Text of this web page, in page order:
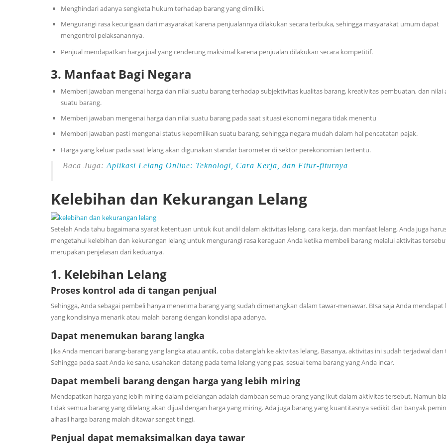
Menghindari adanya sengketa hukum terhadap barang yang dimiliki.
Mengurangi rasa kecurigaan dari masyarakat karena penjualannya dilakukan secara terbuka, sehingga masyarakat umum dapat
mengontrol pelaksanannya.
Penjual mendapatkan harga jual yang cenderung maksimal karena penjualan dilakukan secara kompetitif.
3. Manfaat Bagi Negara
Memberi jawaban mengenai harga dan nilai suatu barang terhadap subjektivitas kualitas barang, kreativitas pembuatan, dan nilai
suatu barang.
Memberi jawaban mengenai harga dan nilai suatu barang pada saat situasi ekonomi negara tidak menentu
Memberi jawaban pasti mengenai status kepemilikan suatu barang, sehingga negara mudah dalam hal pencatatan pajak.
Harga yang keluar pada saat lelang akan digunakan standar barometer di sektor perekonomian tertentu.
Baca Juga: Aplikasi Lelang Online: Teknologi, Cara Kerja, dan Fitur-fiturnya
Kelebihan dan Kekurangan Lelang
Setelah Anda tahu bagaimana syarat ketentuan untuk ikut andil dalam aktivitas lelang, cara kerja, dan manfaat lelang, Anda juga
mengetahui kelebihan dan kekurangan lelang untuk mengurangi rasa keraguan Anda ketika membeli barang melalui aktivitas
merupakan penjelasan dari keduanya.
1. Kelebihan Lelang
Proses kontrol ada di tangan penjual
Sehingga, Anda sebagai pembeli hanya menerima barang yang sudah dimenangkan dalam tawar-menawar. BIsa saja Anda mendapat
yang kondisinya menarik atau malah barang dengan kondisi apa adanya.
Dapat menemukan barang langka
Jika Anda mencari barang-barang yang langka atau antik, coba datanglah ke aktvitas lelang. Basanya, aktivitas ini sudah terjadwal
Sehingga pada saat Anda ke sana, usahakan datang pada tema lelang yang pas, sesuai tema barang yang Anda incar.
Dapat membeli barang dengan harga yang lebih miring
Mendapatkan harga yang lebih miring dalam pelelangan adalah dambaan semua orang yang ikut dalam aktivitas tersebut. Namun
tidak semua barang yang dilelang akan dijual dengan harga yang miring. Ada juga barang yang kuantitasnya sedikit dan banyak
alhasil harga barang malah ditawar sangat tinggi.
Penjual dapat memaksimalkan daya tawar